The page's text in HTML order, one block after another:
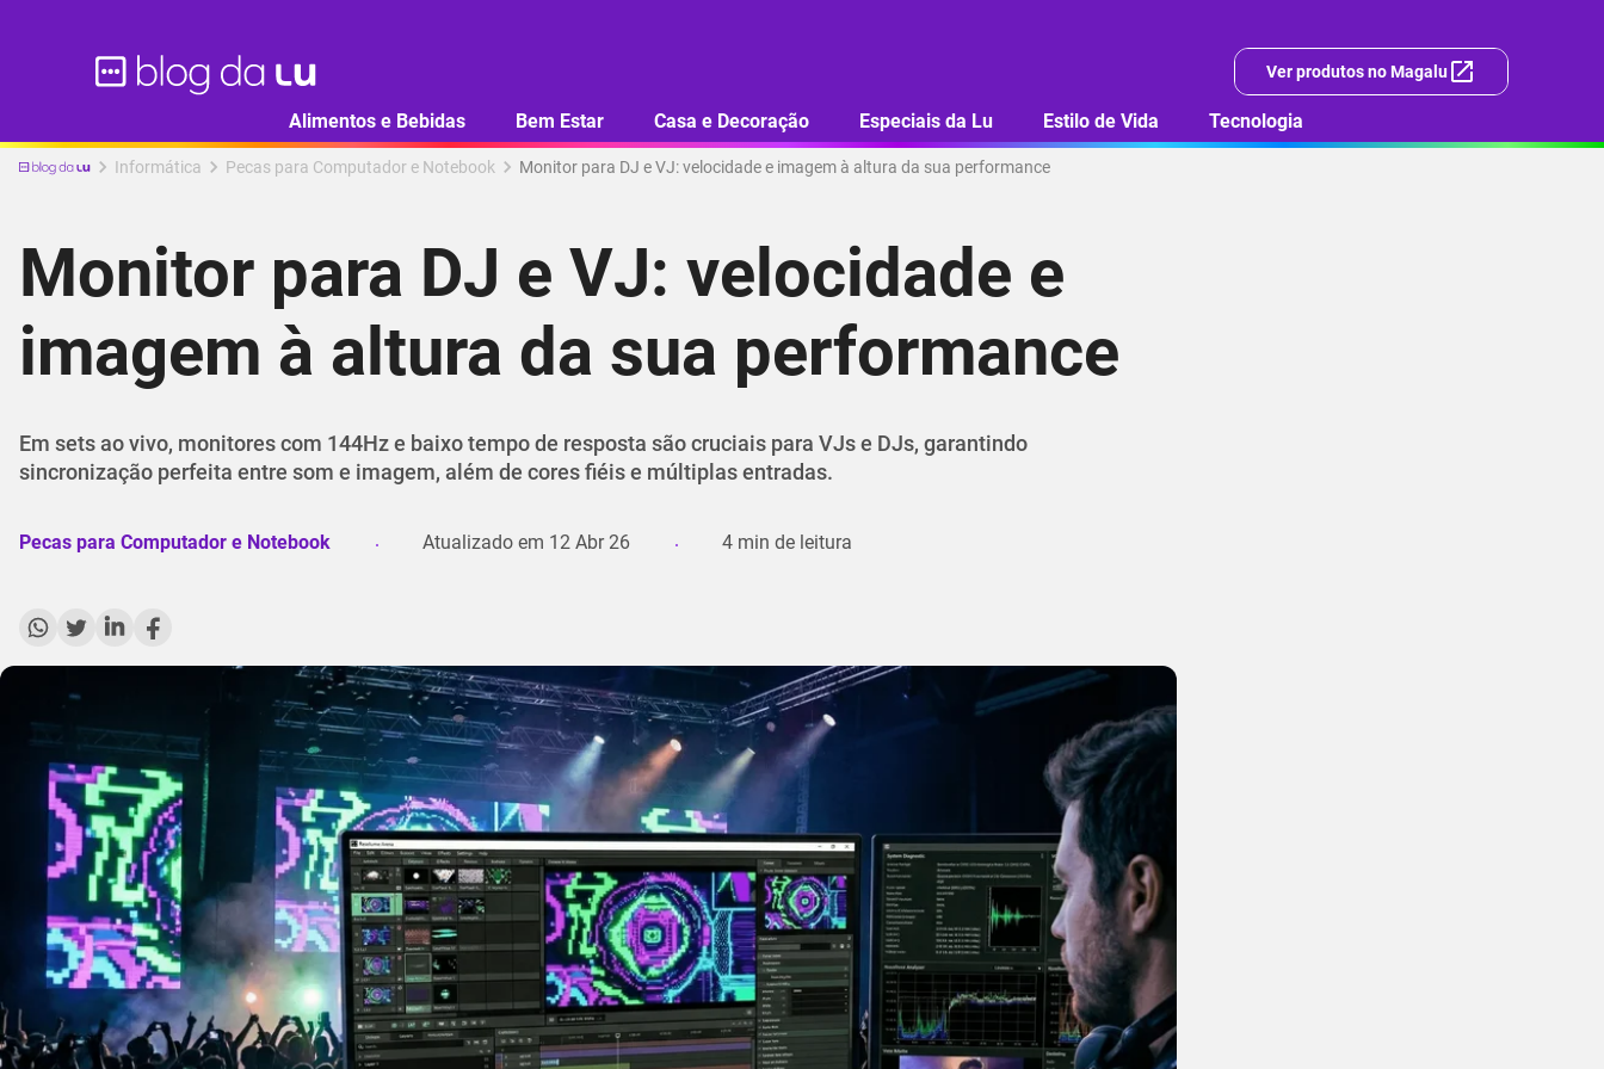
Ver produtos no Magalu
Alimentos e Bebidas Bem Estar Casa e Decoração Especiais da Lu Estilo de Vida Tecnologia
Informática Pecas para Computador e Notebook Monitor para DJ e VJ: velocidade e imagem à altura da sua performance
Monitor para DJ e VJ: velocidade e
imagem à altura da sua performance
Em sets ao vivo, monitores com 144Hz e baixo tempo de resposta são cruciais para VJs e DJs, garantindo
sincronização perfeita entre som e imagem, além de cores fiéis e múltiplas entradas.
Pecas para Computador e Notebook Atualizado em 12 Abr 26 4 min de leitura